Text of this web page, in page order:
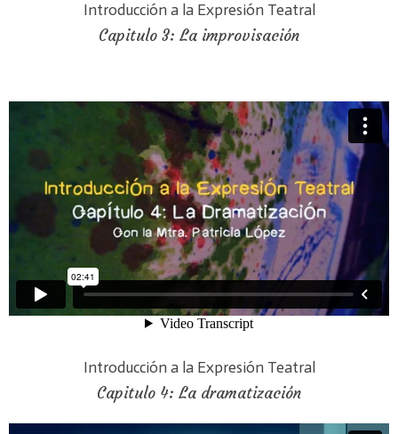
Introducción a la Expresión Teatral
Capitulo 3: La improvisación
Introducción a la Expresión Teatral
Capitulo 4: La dramatización